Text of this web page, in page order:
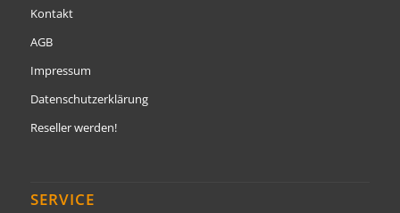
Kontakt
AGB
Impressum
Datenschutzerklärung
Reseller werden!
SERVICE